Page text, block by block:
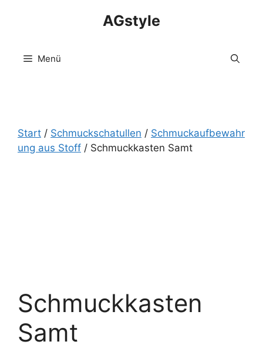
AGstyle
Menü
Start / Schmuckschatullen / Schmuckaufbewahr
ung aus Stoff / Schmuckkasten Samt
Schmuckkasten
Samt